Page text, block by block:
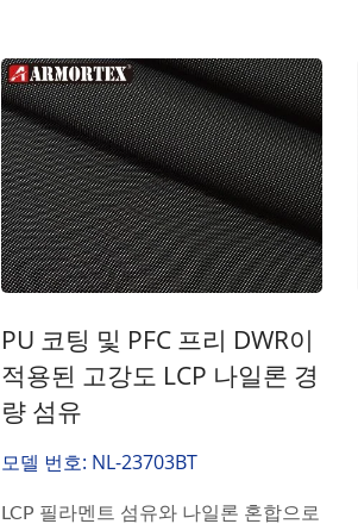
PU 코팅 및 PFC 프리 DWR이
적용된 고강도 LCP 나일론 경
량 섬유
모델 번호: NL-23703BT
LCP 필라멘트 섬유와 나일론 혼합으로